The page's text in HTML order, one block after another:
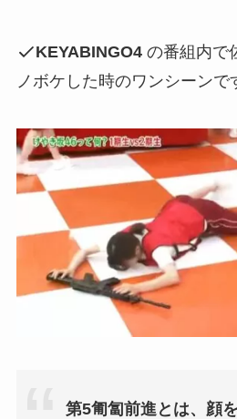
KEYABINGO4 の番組内で
ノボケした時のワンシーンで
第5匍匐前進とは、顔